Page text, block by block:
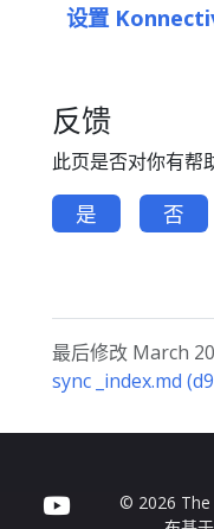
设置
反馈
此页是否对你有帮
是 否
最后修改 March
sync _index.md
© 2026 The